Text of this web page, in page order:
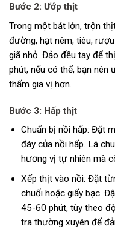
Bước 2: Ướp thịt
Trong một bát lớn, trộn
đường, hạt nêm, tiêu,
giã nhỏ. Đảo đều tay để
phút, nếu có thể, bạn
thấm gia vị hơn.
Bước 3: Hấp thịt
Chuẩn bị nồi hấp: Đặt
đáy của nồi hấp. Lá
hương vị tự nhiên mà
Xếp thịt vào nồi: Đặt
chuối hoặc giấy bạc.
45-60 phút, tùy theo
tra thường xuyên để